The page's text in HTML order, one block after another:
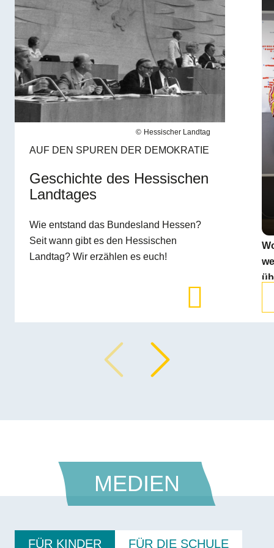
Zurück
Hessischer Landtag
AUF DEN SPUREN DER DEMOKRATIE
Geschichte des Hessischen
Landtages
Wie entstand das Bundesland Hessen?
Seit wann gibt es den Hessischen
Landtag? Wir erzählen es euch!
Vor
MEDIEN
FÜR KINDER FÜR DIE SCHULE